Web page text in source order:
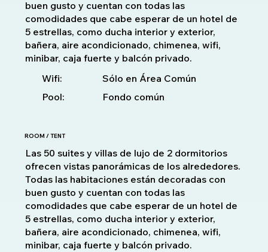
buen gusto y cuentan con todas las
comodidades que cabe esperar de un hotel de
5 estrellas, como ducha interior y exterior,
bañera, aire acondicionado, chimenea, wifi,
minibar, caja fuerte y balcón privado.
Wifi:
Sólo en Área Común
Pool:
Fondo común
ROOM / TENT
Las 50 suites y villas de lujo de 2 dormitorios
ofrecen vistas panorámicas de los alrededores.
Todas las habitaciones están decoradas con
buen gusto y cuentan con todas las
comodidades que cabe esperar de un hotel de
5 estrellas, como ducha interior y exterior,
bañera, aire acondicionado, chimenea, wifi,
minibar, caja fuerte y balcón privado.